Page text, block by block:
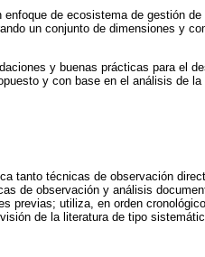
de ecosistema de gestión
un conjunto de dimensiones y
y buenas prácticas para el
y con base en el análisis de la
tanto técnicas de observación
de observación y análisis
previas; utiliza, en orden
de la literatura de tipo